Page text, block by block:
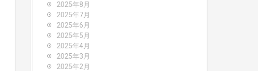
2025年8月
2025年7月
2025年6月
2025年5月
2025年4月
2025年3月
2025年2月